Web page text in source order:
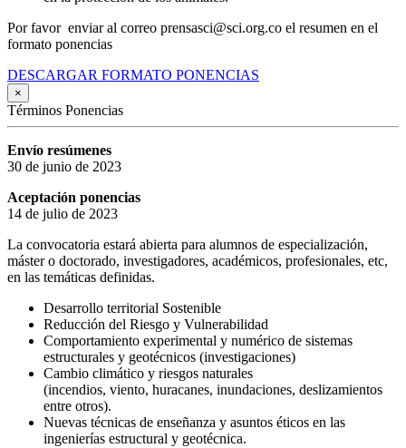
Por favor enviar al correo prensasci@sci.org.co el resumen en el
formato ponencias
DESCARGAR FORMATO PONENCIAS
×
Términos Ponencias
Envío resúmenes
30 de junio de 2023
Aceptación ponencias
14 de julio de 2023
La convocatoria estará abierta para alumnos de especialización,
máster o doctorado, investigadores, académicos, profesionales, etc,
en las temáticas definidas.
Desarrollo territorial Sostenible
Reducción del Riesgo y Vulnerabilidad
Comportamiento experimental y numérico de sistemas
estructurales y geotécnicos (investigaciones)
Cambio climático y riesgos naturales
(incendios, viento, huracanes, inundaciones, deslizamientos
entre otros).
Nuevas técnicas de enseñanza y asuntos éticos en las
ingenierías estructural y geotécnica.